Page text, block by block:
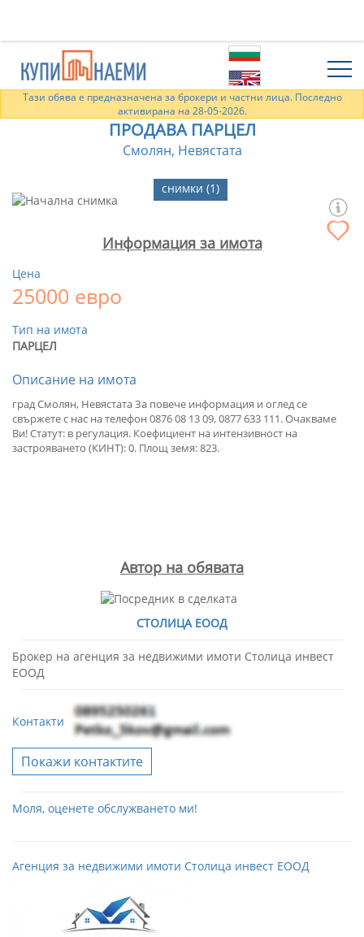
Тази обява е предназначена за брокери и частни лица. Последно
активирана на 28-05-2026.
ПРОДАВА ПАРЦЕЛ
Смолян, Невястата
снимки (1)
Информация за имота
Цена
25000 евро
Тип на имота
ПАРЦЕЛ
Описание на имота
град Смолян, Невястата За повече информация и оглед се
свържете с нас на телефон 0876 08 13 09, 0877 633 111. Очакваме
Ви! Статут: в регулация. Коефициент на интензивност на
застрояването (КИНТ): 0. Площ земя: 823.
Автор на обявата
СТОЛИЦА ЕООД
Брокер на агенция за недвижими имоти Столица инвест
ЕООД
Контакти
Покажи контактите
Моля, оценете обслужването ми!
Агенция за недвижими имоти Столица инвест ЕООД